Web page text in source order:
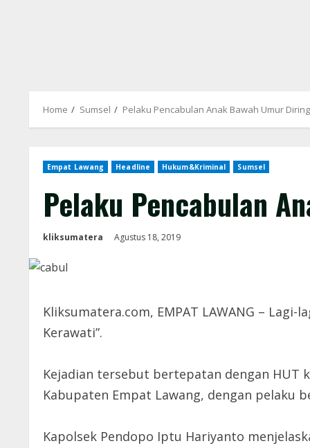
Home Sumsel Pelaku Pencabulan Anak Bawah Umur
Empat Lawang Headline Hukum&Kriminal Sumsel
Pelaku Pencabulan
kliksumatera Agustus 18, 2019
Kliksumatera.com, EMPAT LAWANG –
Kerawati”.
Kejadian tersebut bertepatan dengan HUT
Kabupaten Empat Lawang, dengan pelaku
Kapolsek Pendopo Iptu Hariyanto